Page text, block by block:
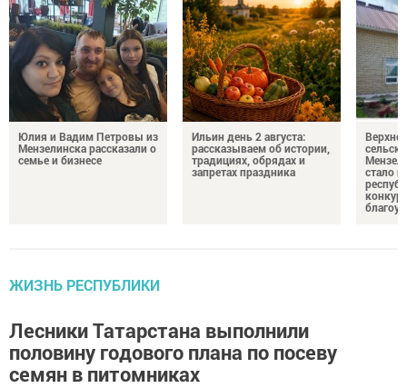
Юлия и Вадим Петровы из
Мензелинска рассказали о
семье и бизнесе
Ильин день 2 августа:
рассказываем об истории,
традициях, обрядах и
запретах праздника
стало
ЖИЗНЬ РЕСПУБЛИКИ
Лесники Татарстана выполнили
половину годового плана по посеву
семян в питомниках